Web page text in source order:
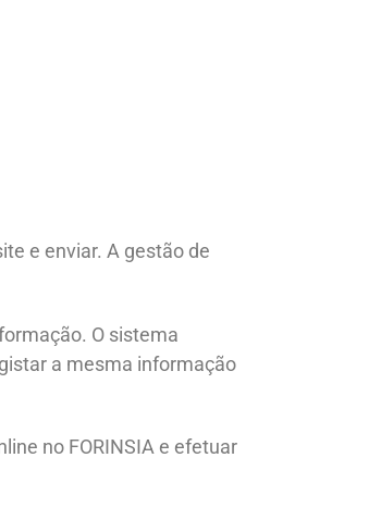
e enviar. A gestão de
O sistema
a mesma informação
no FORINSIA e efetuar